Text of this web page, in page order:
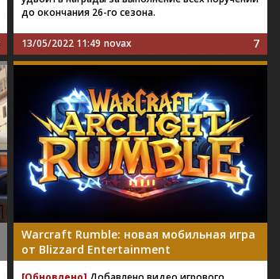
до окончания 26-го сезона.
13/05/2022 11:49 novax 7
Warcraft Rumble: новая мобильная игра
от Blizzard Entertainment